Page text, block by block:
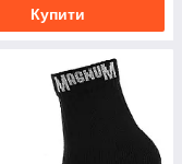
Купити